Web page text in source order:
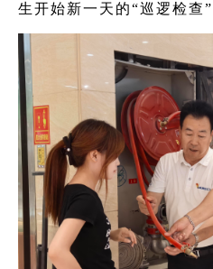
生开始新一天的“巡逻检查”